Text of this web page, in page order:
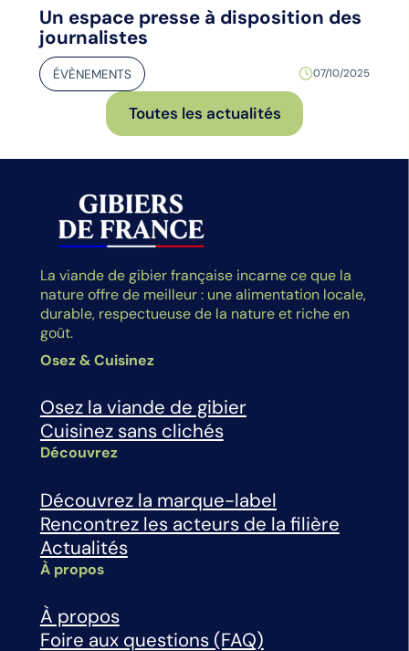
Un espace presse à disposition des
journalistes
ÉVÈNEMENTS 07/10/2025
Toutes les actualités
La viande de gibier française incarne ce que la
nature offre de meilleur : une alimentation locale,
durable, respectueuse de la nature et riche en
goût.
Osez & Cuisinez
Osez la viande de gibier
Cuisinez sans clichés
Découvrez
Découvrez la marque-label
Rencontrez les acteurs de la filière
Actualités
À propos
À propos
Foire aux questions (FAQ)